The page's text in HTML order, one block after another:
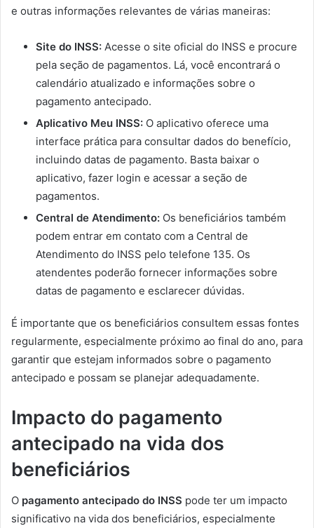
e outras informações relevantes de várias maneiras:
Site do INSS: Acesse o site oficial do INSS e procure
pela seção de pagamentos. Lá, você encontrará o
calendário atualizado e informações sobre o
pagamento antecipado.
Aplicativo Meu INSS: O aplicativo oferece uma
interface prática para consultar dados do benefício,
incluindo datas de pagamento. Basta baixar o
aplicativo, fazer login e acessar a seção de
pagamentos.
Central de Atendimento: Os beneficiários também
podem entrar em contato com a Central de
Atendimento do INSS pelo telefone 135. Os
atendentes poderão fornecer informações sobre
datas de pagamento e esclarecer dúvidas.
É importante que os beneficiários consultem essas fontes
regularmente, especialmente próximo ao final do ano, para
garantir que estejam informados sobre o pagamento
antecipado e possam se planejar adequadamente.
Impacto do pagamento
antecipado na vida dos
beneficiários
O pagamento antecipado do INSS pode ter um impacto
significativo na vida dos beneficiários, especialmente